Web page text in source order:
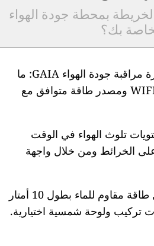
بمحطة جودة الهواء
بك؟
من السهل جدًا إعداد أجهزة مراقبة جودة الهواء GAIA: ما
عليك سوى نقطة وصول WIFI ومصدر طاقة متوافق مع
تلوث الهواء في الوقت
الخرائط ومن خلال واجهة
تأتي المحطة مزودة بكابل طاقة مقاوم للماء بطول 10 أمتار